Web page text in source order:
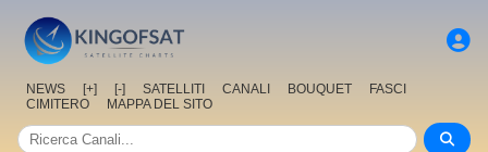
NEWS [+] [-] SATELLITI CANALI BOUQUET
FASCI
CIMITERO
MAPPA DEL SITO